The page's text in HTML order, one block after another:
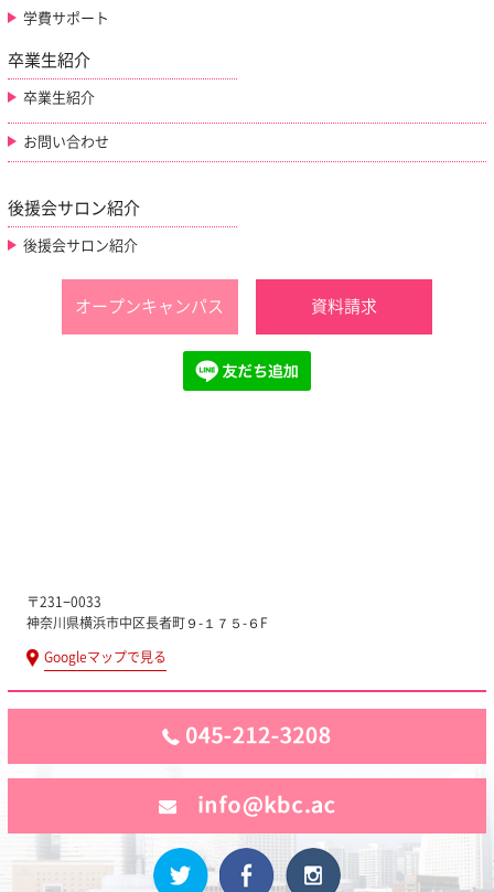
学費サポート
卒業生紹介
卒業生紹介
お問い合わせ
後援会サロン紹介
後援会サロン紹介
オープンキャンパス 資料請求
〒231−0033
神奈川県横浜市中区長者町９-１７５-６F
Googleマップで見る